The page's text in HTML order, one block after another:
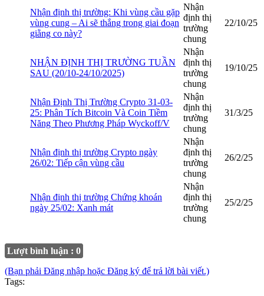
Nhận định thị trường: Khi vùng cầu gặp
vùng cung – Ai sẽ thắng trong giai đoạn
giằng co này?
Nhận
định thị
trường
chung
22/10/25
NHẬN ĐỊNH THỊ TRƯỜNG TUẦN
SAU (20/10-24/10/2025)
Nhận
định thị
trường
chung
19/10/25
Nhận Định Thị Trường Crypto 31-03-
25: Phân Tích Bitcoin Và Coin Tiềm
Năng Theo Phương Pháp Wyckoff/V
Nhận
định thị
trường
chung
31/3/25
Nhận định thị trường Crypto ngày
26/02: Tiếp cận vùng cầu
Nhận
định thị
trường
chung
26/2/25
Nhận định thị trường Chứng khoán
ngày 25/02: Xanh mát
Nhận
định thị
trường
chung
25/2/25
Lượt bình luận : 0
(Bạn phải Đăng nhập hoặc Đăng ký để trả lời bài viết.)
Tags: